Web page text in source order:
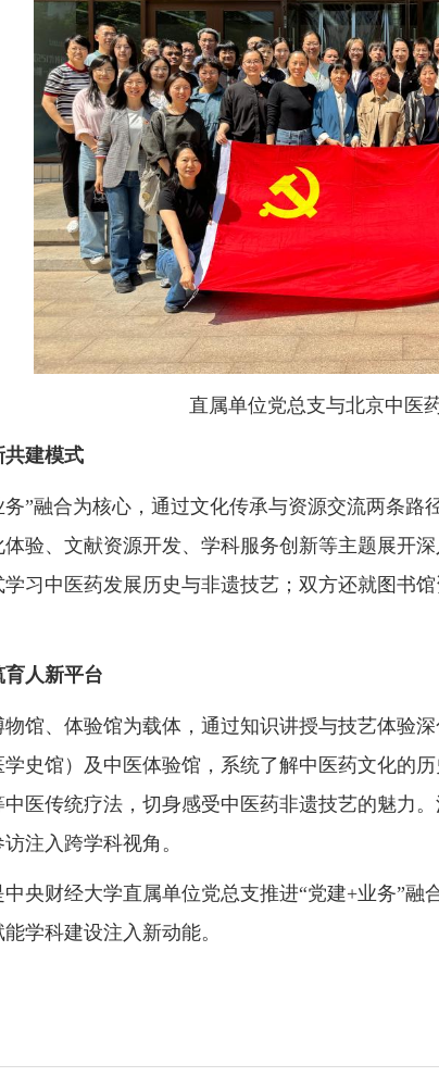
直属单位党总支与北京中医
共建模式
务”融合为核心，通过文化传承与资源交流两条
验、文献资源开发、学科服务创新等主题展开
习中医药发展历史与非遗技艺；双方还就图书
人新平台
馆、体验馆为载体，通过知识讲授与技艺体验
史馆）及中医体验馆，系统了解中医药文化的
医传统疗法，切身感受中医药非遗技艺的魅力
注入跨学科视角。
央财经大学直属单位党总支推进“党建+业务”
学科建设注入新动能。